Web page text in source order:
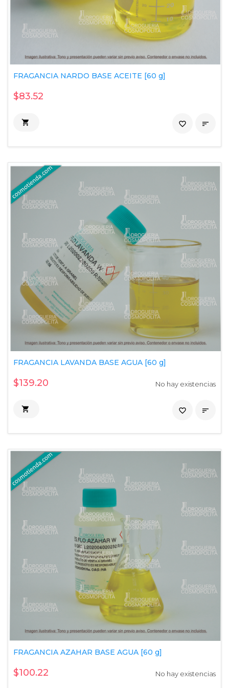
FRAGANCIA NARDO BASE ACEITE [60 g]
$83.52
 
favorite_border
FRAGANCIA LAVANDA BASE AGUA [60 g]
$139.20 No hay existencias
 
favorite_border
FRAGANCIA AZAHAR BASE AGUA [60 g]
$100.22 No hay existencias